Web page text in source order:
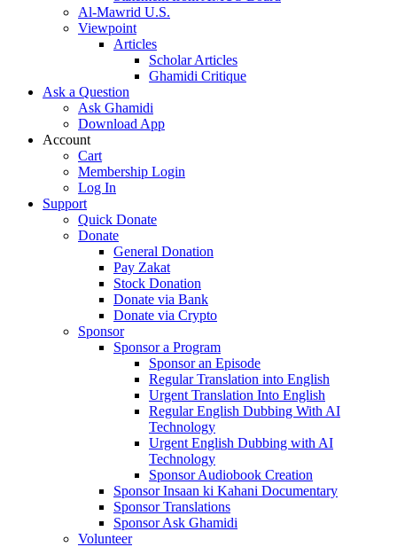
Al-Mawrid U.S.
Viewpoint
Articles
Scholar Articles
Ghamidi Critique
Ask a Question
Ask Ghamidi
Download App
Account
Cart
Membership Login
Log In
Support
Quick Donate
Donate
General Donation
Pay Zakat
Stock Donation
Donate via Bank
Donate via Crypto
Sponsor
Sponsor a Program
Sponsor an Episode
Regular Translation into English
Urgent Translation Into English
Regular English Dubbing With AI
Technology
Urgent English Dubbing with AI
Technology
Sponsor Audiobook Creation
Sponsor Insaan ki Kahani Documentary
Sponsor Translations
Sponsor Ask Ghamidi
Volunteer